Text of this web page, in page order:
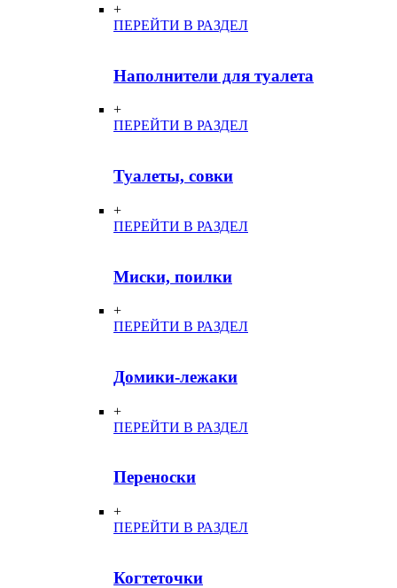
+
ПЕРЕЙТИ В РАЗДЕЛ
Наполнители для туалета
+
ПЕРЕЙТИ В РАЗДЕЛ
Туалеты, совки
+
ПЕРЕЙТИ В РАЗДЕЛ
Миски, поилки
+
ПЕРЕЙТИ В РАЗДЕЛ
Домики-лежаки
+
ПЕРЕЙТИ В РАЗДЕЛ
Переноски
+
ПЕРЕЙТИ В РАЗДЕЛ
Когтеточки